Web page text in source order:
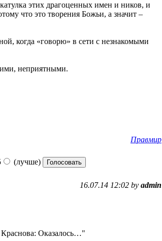
этих драгоценных имен и ников, и
что это творения Божьи, а значит –
когда «говорю» в сети с незнакомыми
неприятными.
Правмир
(лучше)
16.07.14 12:02 by admin
Оказалось…"